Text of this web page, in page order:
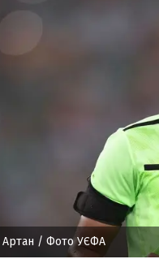
/ Фото УЄФА